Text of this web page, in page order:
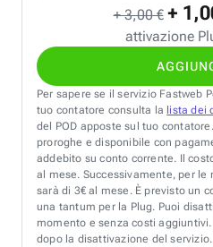
+ 3,00 € +
attivazione
Per sapere se il servizio Fastweb
tuo contatore consulta la lista dei
del POD apposte sul tuo
proroghe e disponibile con
addebito su conto corrente. Il
al mese. Successivamente, per
sarà di 3€ al mese. È previsto un
una tantum per la Plug. Puoi
momento e senza costi
dopo la disattivazione del